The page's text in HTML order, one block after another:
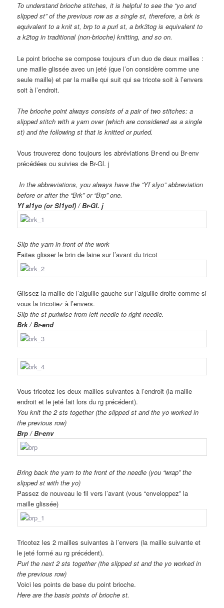
To understand brioche stitches, it is helpful to see the “yo and
slipped st” of the previous row as a single st, therefore, a brk is
equivalent to a knit st, brp to a purl st, a brk3tog is equivalent to
a k2tog in traditional (non-brioche) knitting, and so on.
Le point brioche se compose toujours d’un duo de deux mailles :
une maille glissée avec un jeté (que l’on considère comme une
seule maille) et par la maille qui suit qui se tricote soit à l’envers
soit à l’endroit.
The brioche point always consists of a pair of two stitches: a
slipped stitch with a yarn over (which are considered as a single
st) and thefollowing st that is knitted or purled.
Vous trouverez donc toujours les abréviations Br-end ou Br-env
précédées ou suivies de Br-Gl. j
In the abbreviations, you always have the “Yf slyo” abbreviation
before or after the “Brk” or “Brp” one.
Yf sl1yo (or Sl1yof) / Br-Gl. j
Slip the yarn in front of the work
Faites glisser le brin de laine sur l’avant du tricot
Glissez la maille de l’aiguille gauche sur l’aiguille droite comme si
vous la tricotiez à l’envers.
Slip the st purlwise from left needle to right needle.
Brk / Br-end
Vous tricotez les deux mailles suivantes à l’endroit (la maille
endroit et le jeté fait lors du rg précédent).
You knit the 2 sts together (the slipped st and the yo worked in
the previous row)
Brp / Br-env
Bring back the yarn to the front of the needle (you “wrap” the
slipped st with the yo)
Passez de nouveau le fil vers l’avant (vous “enveloppez” la
maille glissée)
Tricotez les 2 mailles suivantes à l’envers (la maille suivante et
le jeté formé au rg précédent).
Purl the next 2 sts together (the slipped st and the yo worked in
the previous row)
Voici les points de base du point brioche.
Here are the basis points of brioche st.